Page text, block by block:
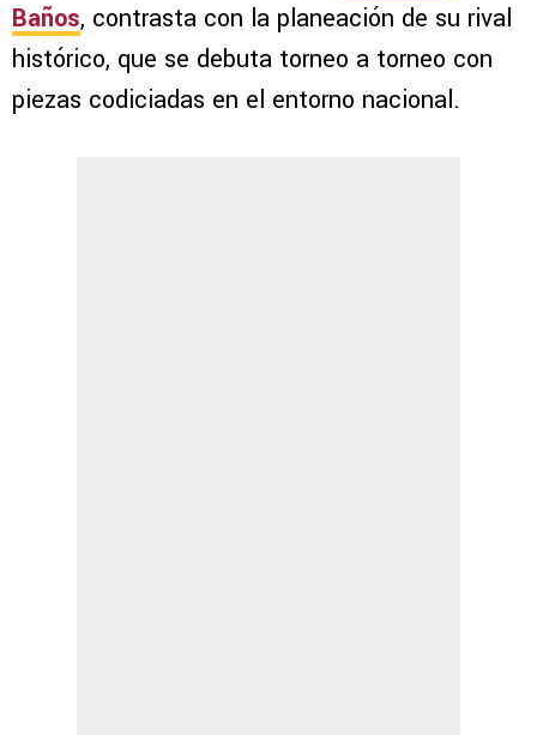
Baños, contrasta con la planeación de su rival
histórico, que se debuta torneo a torneo con
piezas codiciadas en el entorno nacional.